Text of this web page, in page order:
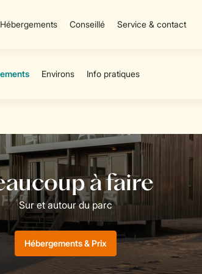
Hébergements Conseillé Service & contact
Hébergements & Prix